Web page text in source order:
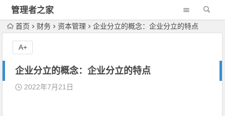
管理者之家
首页 财务 资本管理 企业分立的概念：企业分立的特点
企业分立的概念：企业分立的特点
2022年7月21日
A+